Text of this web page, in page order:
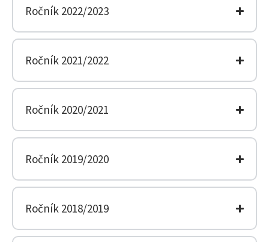
Ročník 2022/2023
Ročník 2021/2022
Ročník 2020/2021
Ročník 2019/2020
Ročník 2018/2019